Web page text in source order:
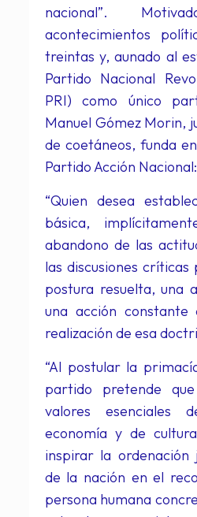
nacional”.
acontecimientos
treintas y, aunado al
Partido Nacional
PRI) como único
Manuel Gómez Morin,
de coetáneos, funda
Partido Acción Nacional:
“Quien desea
básica,
abandono de las
las discusiones
postura resuelta, una
una acción
realización de esa
“Al postular la
partido pretende
valores esenciales
economía y de
inspirar la
de la nación en el
persona humana